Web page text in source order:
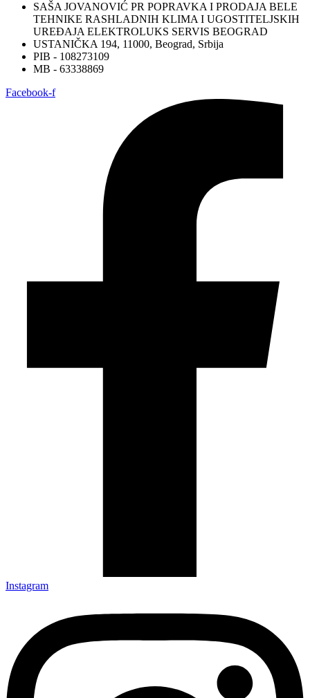
SAŠA JOVANOVIĆ PR POPRAVKA I PRODAJA BELE
TEHNIKE RASHLADNIH KLIMA I UGOSTITELJSKIH
UREĐAJA ELEKTROLUKS SERVIS BEOGRAD
USTANIČKA 194, 11000, Beograd, Srbija
PIB - 108273109
MB - 63338869
Facebook-f
Instagram